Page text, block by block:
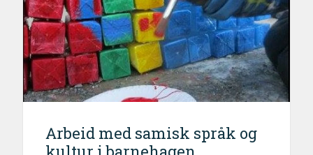
Arbeid med samisk språk og
kultur i barnehagen